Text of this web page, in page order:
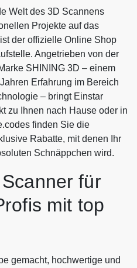
Welt des 3D Scannens
Projekte auf das
der offizielle Online Shop
Angetrieben von der
SHINING 3D – einem
Erfahrung im Bereich
– bringt Einstar
zu Ihnen nach Hause oder in
finden Sie die
Rabatte, mit denen Ihr
Schnäppchen wird.
für
mit top
gemacht, hochwertige und